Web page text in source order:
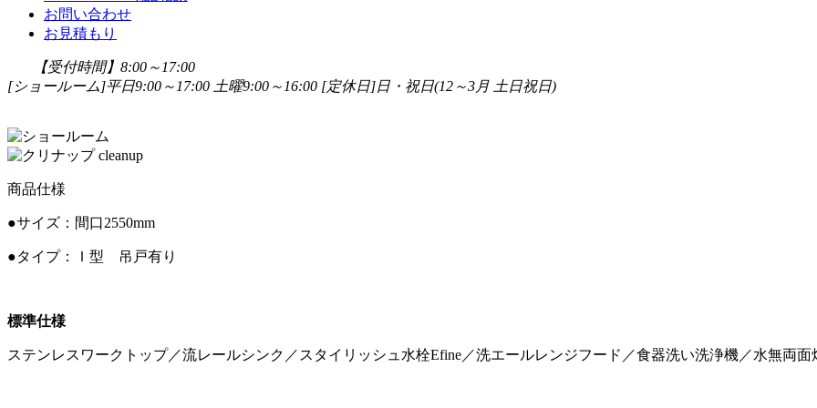
お問い合わせ
お見積もり
【受付時間】8:00～17:00
[ショールーム]平日9:00～17:00 土曜9:00～16:00 [定休日]日・祝日(12～3月 土日祝日)
商品仕様
●サイズ：間口2550mm
●タイプ：Ｉ型 吊戸有り
標準仕様
ステンレスワークトップ／流レールシンク／スタイリッシュ水栓Efine／洗エールレンジフード／食器洗い洗浄機／水無両面